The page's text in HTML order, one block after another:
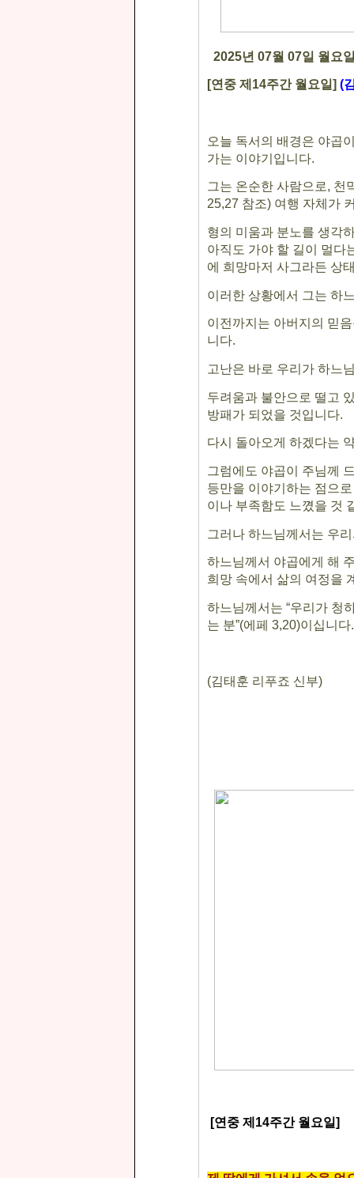
2025년 07월 07일 월요
[연중 제 14주간 월요일] (
오늘 독서의 배경은 야곱
가는 이야기입니다.
그는 온순한 사람으로, 천
25,27 참조) 여행 자체가
형의 미움과 분노를 생각
아직도 가야 할 길이 멀다
에 희망마저 사그라든 상
이러한 상황에서 그는 하
이전까지는 아버지의 믿
니다.
고난은 바로 우리가 하느
두려움과 불안으로 떨고
방패가 되었을 것입니다.
다시 돌아오게 하겠다는
그럼에도 야곱이 주님께
등만을 이야기하는 점으
이나 부족함도 느꼈을 것
그러나 하느님께서는 우
하느님께서 야곱에게 해
희망 속에서 삶의 여정을
하느님께서는 “우리가 청
는 분”(에페 3,20)이십니다.
(김태훈 리푸죠 신부)
[연중 제 14주간 월요일]